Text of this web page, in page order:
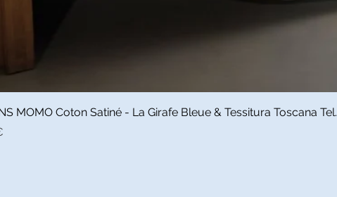
Aperçu rapide
MOMO Coton Satiné - La Girafe Bleue & Tessitura Toscana Tel.